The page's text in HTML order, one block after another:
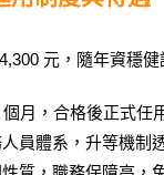
元，隨年資穩
月，合格後正式任
員體系，升等機制